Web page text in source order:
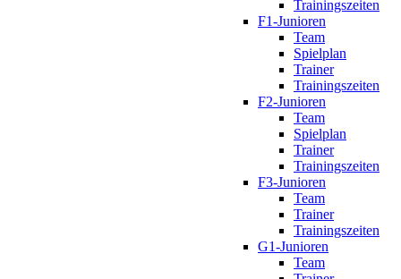
Trainingszeiten
F1-Junioren
Team
Spielplan
Trainer
Trainingszeiten
F2-Junioren
Team
Spielplan
Trainer
Trainingszeiten
F3-Junioren
Team
Trainer
Trainingszeiten
G1-Junioren
Team